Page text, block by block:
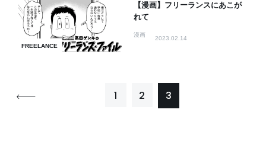
FREELANCE
【漫画】フリーランスにあこが
れて
漫画
2023.02.14
1 2 3